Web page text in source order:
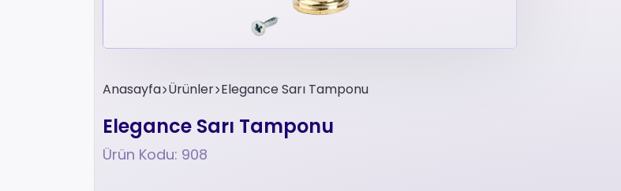
Anasayfa Ürünler Elegance Sarı Tamponu
Elegance Sarı Tamponu
Ürün Kodu: 908